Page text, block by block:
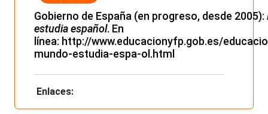
Gobierno de España (en progreso, desde 2005):
estudia español. En
línea: http://www.educacionyfp.gob.es/
mundo-estudia-espa-ol.html
Enlaces: